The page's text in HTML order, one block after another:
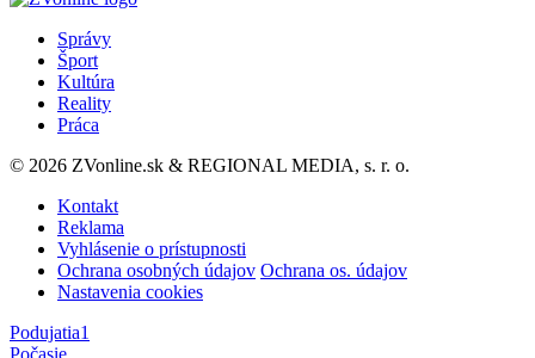
Správy
Šport
Kultúra
Reality
Práca
© 2026 ZVonline.sk & REGIONAL MEDIA, s. r. o.
Kontakt
Reklama
Vyhlásenie o prístupnosti
Ochrana osobných údajov Ochrana os. údajov
Nastavenia cookies
Podujatia1